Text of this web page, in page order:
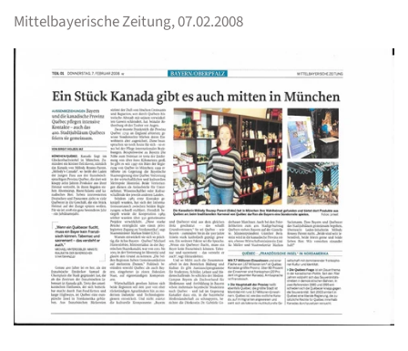
Mittelbayerische Zeitung, 07.02.2008